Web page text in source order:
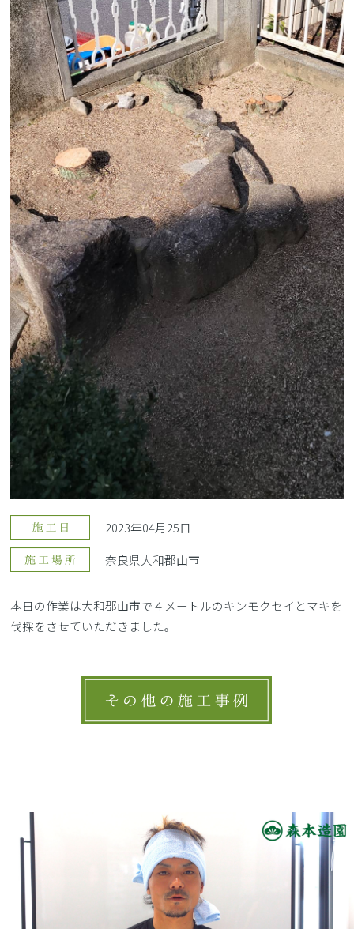
2023年04月25日
奈良県大和郡山市
本日の作業は大和郡山市で４メートルのキンモクセイとマキを
伐採をさせていただきました。